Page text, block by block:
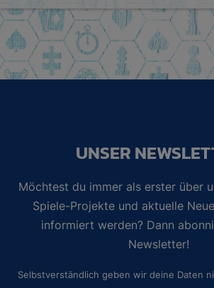
UNSER
Möchtest du immer als erster über
Spiele-Projekte und aktuelle
informiert werden? Dann
Newsletter!
Selbstverständlich geben wir deine Daten